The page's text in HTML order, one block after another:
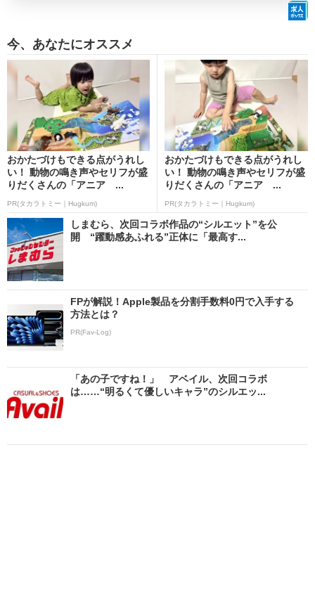
今、あなたにオススメ
おかたづけもできる点がうれし
い！ 動物の鳴き声やセリフが盛
りだくさんの「アニア ...
PR(タカラトミー｜Hugkum)
おかたづけもできる点がうれし
い！ 動物の鳴き声やセリフが盛
りだくさんの「アニア ...
PR(タカラトミー｜Hugkum)
しまむら、次回コラボ作品の“シルエット”を公
開 “躍動感あふれる”正体に「最高す...
FPが解説！Apple製品を分割手数料0円で入手する
方法とは？
PR(Fav-Log)
「あの子ですね！」 アベイル、次回コラボ
は……“明るくて優しいキャラ”のシルエッ...